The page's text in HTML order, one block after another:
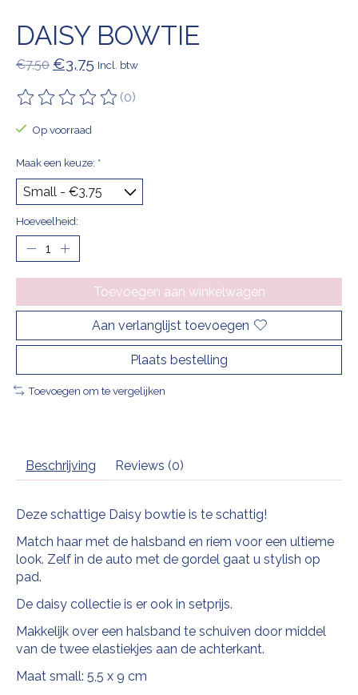
DAISY BOWTIE
€7,50 €3,75 Incl. btw
De beoordeling van dit product is
(0)
Op voorraad
Maak een keuze: *
Hoeveelheid:
Toevoegen aan winkelwagen
Aan verlanglijst toevoegen
Plaats bestelling
Toevoegen om te vergelijken
Beschrijving Reviews (0)
Deze schattige Daisy bowtie is te schattig!
Match haar met de halsband en riem voor een ultieme
look. Zelf in de auto met de gordel gaat u stylish op
pad.
De daisy collectie is er ook in setprijs.
Makkelijk over een halsband te schuiven door middel
van de twee elastiekjes aan de achterkant.
Maat small: 5,5 x 9 cm